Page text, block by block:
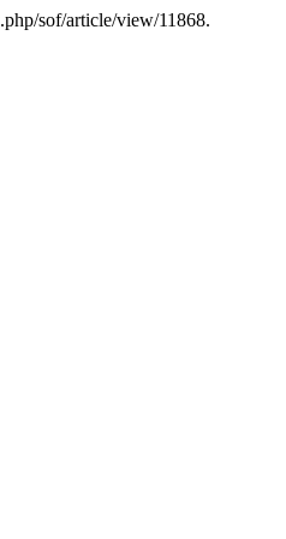
sof/article/view/11868.